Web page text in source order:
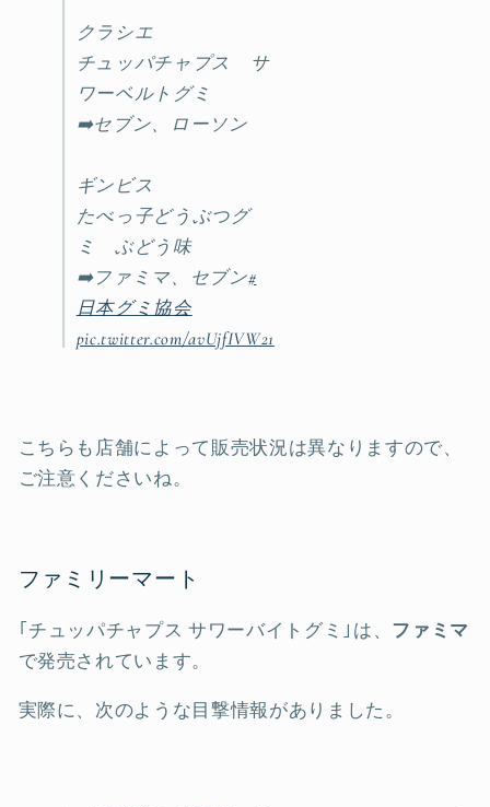
クラシエ
チュッパチャプス サ
ワーベルトグミ
➡️セブン、ローソン
ギンビス
たべっ子どうぶつグ
ミ ぶどう味
➡️ファミマ、セブン#
日本グミ協会
pic.twitter.com/avUjfIVW21
こちらも店舗によって販売状況は異なりますので、
ご注意くださいね。
ファミリーマート
｢チュッパチャプス サワーバイトグミ｣は、 ファミマ
で発売されています。
実際に、次のような目撃情報がありました。